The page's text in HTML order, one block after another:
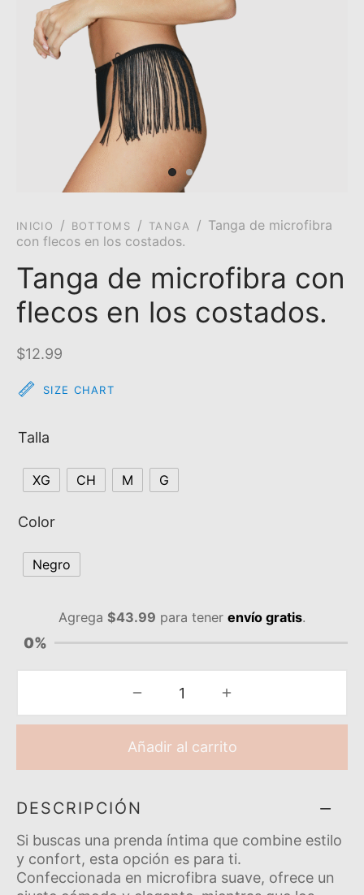
INICIO / BOTTOMS / TANGA / Tanga de microfibra
con flecos en los costados.
Tanga de microfibra con
flecos en los costados.
$12.99
SIZE CHART
Talla
XG CH M G
Color
Negro
Agrega $43.99 para tener envío gratis.
0%
Añadir al carrito
DESCRIPCIÓN
Si buscas una prenda í­ntima que combine estilo
y confort, esta opción es para ti.
Confeccionada en microfibra suave, ofrece un